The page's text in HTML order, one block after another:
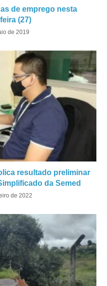
de emprego nesta
(27)
de 2019
resultado preliminar
da Semed
de 2022